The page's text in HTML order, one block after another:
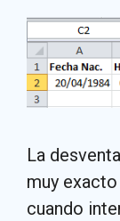
La
muy
cuando